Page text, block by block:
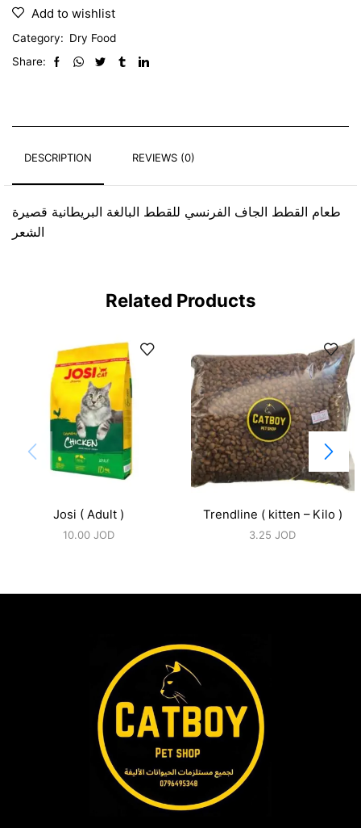
Add to wishlist
Category: Dry Food
Share:
DESCRIPTION REVIEWS (0)
طعام القطط الجاف الفرنسي للقطط البالغة البريطانية قصيرة
الشعر
Related Products
Josi ( Adult )
10.00 JOD
Trendline ( kitten – Kilo )
3.25JOD